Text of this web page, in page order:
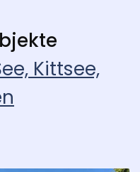
Kittsee,